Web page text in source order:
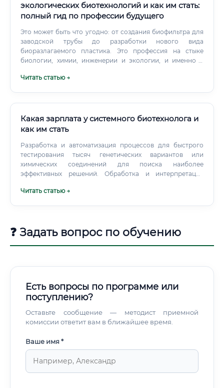
экологических биотехнологий и как им стать:
полный гид по профессии будущего
Это может быть что угодно: от создания биофильтра для
заводской трубы до разработки нового вида
биоразлагаемого пластика. Это профессия на стыке
биологии, химии, инженерии и экологии, и именно в
Читать статью →
Какая зарплата у системного биотехнолога и
как им стать
Разработка и автоматизация процессов для быстрого
тестирования тысяч генетических вариантов или
химических соединений для поиска наиболее
эффективных решений. Обработка и интерпретация
транскриптомных, протеомных). Использование
Читать статью →
❓ Задать вопрос по обучению
Есть вопросы по программе или
поступлению?
Оставьте сообщение — методист приемной
комиссии ответит вам в ближайшее время.
Ваше имя *